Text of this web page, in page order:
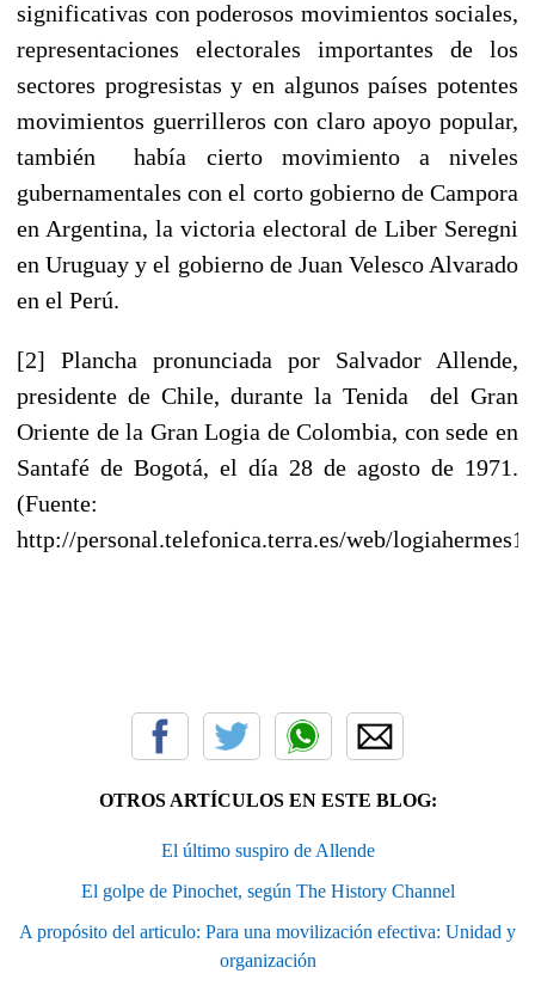
significativas con poderosos movimientos sociales,
representaciones electorales importantes de los
sectores progresistas y en algunos países potentes
movimientos guerrilleros con claro apoyo popular,
también había cierto movimiento a niveles
gubernamentales con el corto gobierno de Campora
en Argentina, la victoria electoral de Liber Seregni
en Uruguay y el gobierno de Juan Velesco Alvarado
en el Perú.
[2] Plancha pronunciada por Salvador Allende,
presidente de Chile, durante la Tenida del Gran
Oriente de la Gran Logia de Colombia, con sede en
Santafé de Bogotá, el día 28 de agosto de 1971.
(Fuente:
http://personal.telefonica.terra.es/web/
OTROS ARTÍCULOS EN ESTE BLOG:
El último suspiro de Allende
El golpe de Pinochet, según The History Channel
A propósito del articulo: Para una movilización efectiva: Unidad y
organización